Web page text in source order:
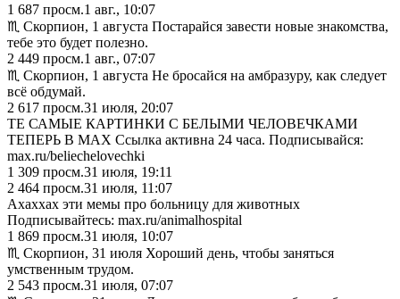
1 687 просм.1 авг., 10:07
♏︎ Скорпион, 1 августа Постарайся завести новые знакомства,
тебе это будет полезно.
2 449 просм.1 авг., 07:07
♏︎ Скорпион, 1 августа Не бросайся на амбразуру, как следует
всё обдумай.
2 617 просм.31 июля, 20:07
ТЕ САМЫЕ КАРТИНКИ С БЕЛЫМИ ЧЕЛОВЕЧКАМИ
ТЕПЕРЬ В MAX Ссылка активна 24 часа. Подписывайся:
max.ru/beliechelovechki
1 309 просм.31 июля, 19:11
2 464 просм.31 июля, 11:07
Ахаххах эти мемы про больницу для животных
Подписывайтесь: max.ru/animalhospital
1 869 просм.31 июля, 10:07
♏︎ Скорпион, 31 июля Хороший день, чтобы заняться
умственным трудом.
2 543 просм.31 июля, 07:07